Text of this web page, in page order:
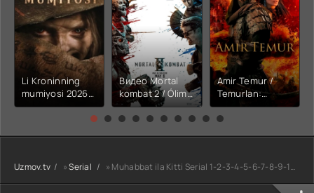
Li Kroninning
mumiyosi 2026
(uzbek tilida
kino) tarjima HD
Видео Mortal
kombat 2 / Ólim
jangi 2 (2026)
Uzbek tilida
Amir Temur /
Temurlan:
Fathchining
yuksalishi
tarjima kino Full
HD tas-ix
Uzmov.tv »Serial » Muhabbat ila Kitti Serial 1-2-3-4-5-6-7-8-9-10 qism uzbek tilida korey seriyali